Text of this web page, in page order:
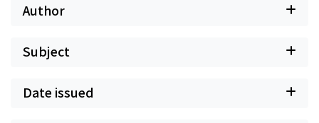
Author
Subject
Date issued